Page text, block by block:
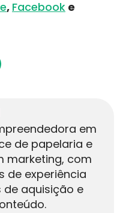
, Facebook e
em
de papelaria e
marketing, com
de experiência
aquisição e